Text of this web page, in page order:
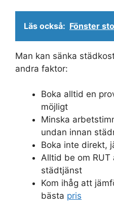
Läs också: Fönster
Man kan sänka
andra faktor:
Boka alltid en
möjligt
Minska
undan innan
Boka inte direkt,
Alltid be om
städtjänst
Kom ihåg att
bästa pris